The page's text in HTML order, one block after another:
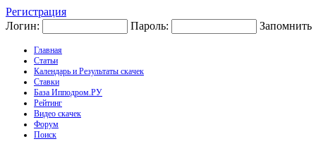
Регистрация
Логин:
Пароль: Запомнить
Главная
Статьи
Календарь и Результаты скачек
Ставки
База Ипподром.РУ
Рейтинг
Видео скачек
Форум
Поиск